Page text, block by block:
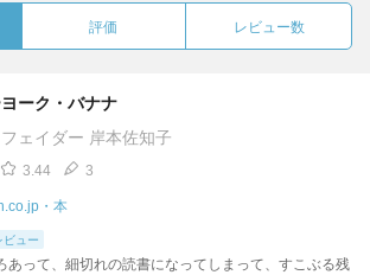
評価 レビュー数
ーク・バナナ
ェイダー 岸本佐知子
3.44 3
・本
ビュー
あって、細切れの読書になってしまって、すこぶる残